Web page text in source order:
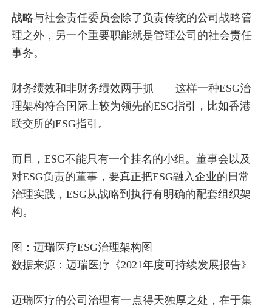
战略与社会责任委员会除了负责传统的公司战略管
理之外，另一个重要职能就是管理公司的社会责任
事务。
财务绩效和非财务绩效两手抓——这样一种ESG治
理架构符合国际上较为领先的ESG指引，比如香港
联交所的ESG指引。
而且，ESG不能只有一个挂名的小组。董事会以及
对ESG负责的董事，要真正把ESG融入企业的日常
治理实践，ESG从战略到执行有明确的配套组织架
构。
图：迈瑞医疗ESG治理架构图
数据来源：迈瑞医疗《2021年度可持续发展报告》
迈瑞医疗的公司治理有一点得天独厚之处，在于集